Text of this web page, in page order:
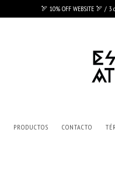
🏹 10% OFF WEBSITE 🏹 / 3
PRODUCTOS CONTACTO